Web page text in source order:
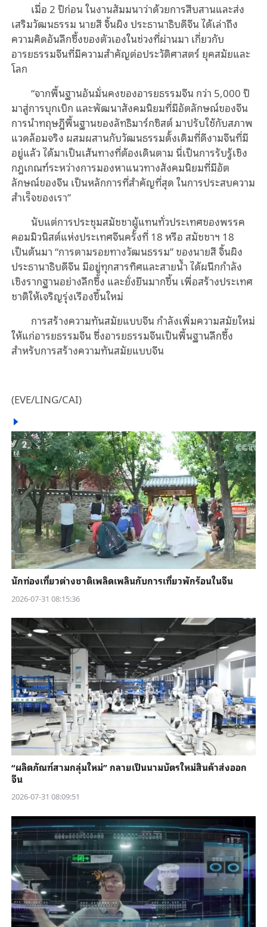
เมื่อ 2 ปีก่อน ในงานสัมมนาว่าด้วยการสืบสานและส่ง
เสริมวัฒนธรรม นายสี จิ้นผิง ประธานาธิบดีจีน ได้เล่าถึง
ความคิดอันลึกซึ้งของตัวเองในช่วงที่ผ่านมา เกี่ยวกับ
อารยธรรมจีนที่มีความสำคัญต่อประวัติศาสตร์ ยุคสมัยและ
โลก
“จากพื้นฐานอันมั่นคงของอารยธรรมจีน กว่า 5,000 ปี
มาสู่การบุกเบิก และพัฒนาสังคมนิยมที่มีอัตลักษณ์ของจีน
การนำทฤษฎีพื้นฐานของลัทธิมาร์กซิสต์ มาปรับใช้กับสภาพ
แวดล้อมจริง ผสมผสานกับวัฒนธรรมดั้งเดิมที่ดีงามจีนที่มี
อยู่แล้ว ได้มาเป็นเส้นทางที่ต้องเดินตาม นี่เป็นการรับรู้เชิง
กฎเกณฑ์ระหว่างการมองหาแนวทางสังคมนิยมที่มีอัต
ลักษณ์ของจีน เป็นหลักการที่สำคัญที่สุด ในการประสบความ
สำเร็จของเรา”
นับแต่การประชุมสมัชชาผู้แทนทั่วประเทศของพรรค
คอมมิวนิสต์แห่งประเทศจีนครั้งที่ 18 หรือ สมัชชาฯ 18
เป็นต้นมา “การตามรอยทางวัฒนธรรม” ของนายสี จิ้นผิง
ประธานาธิบดีจีน มีอยู่ทุกสารทิศและสายน้ำ ได้ผนึกกำลัง
เชิงรากฐานอย่างลึกซึ้ง และยั่งยืนมากขึ้น เพื่อสร้างประเทศ
ชาติให้เจริญรุ่งเรืองขึ้นใหม่
การสร้างความทันสมัยแบบจีน กำลังเพิ่มความสมัยใหม่
ให้แก่อารยธรรมจีน ซึ่งอารยธรรมจีนเป็นพื้นฐานลึกซึ้ง
สำหรับการสร้างความทันสมัยแบบจีน
(EVE/LING/CAI)
นักท่องเที่ยวต่างชาติเพลิดเพลินกับการเที่ยวพักร้อนในจีน
2026-07-31 08:15:36
“ผลิตภัณฑ์สามกลุ่มใหม่” กลายเป็นนามบัตรใหม่สินค้าส่งออก
จีน
2026-07-31 08:09:51